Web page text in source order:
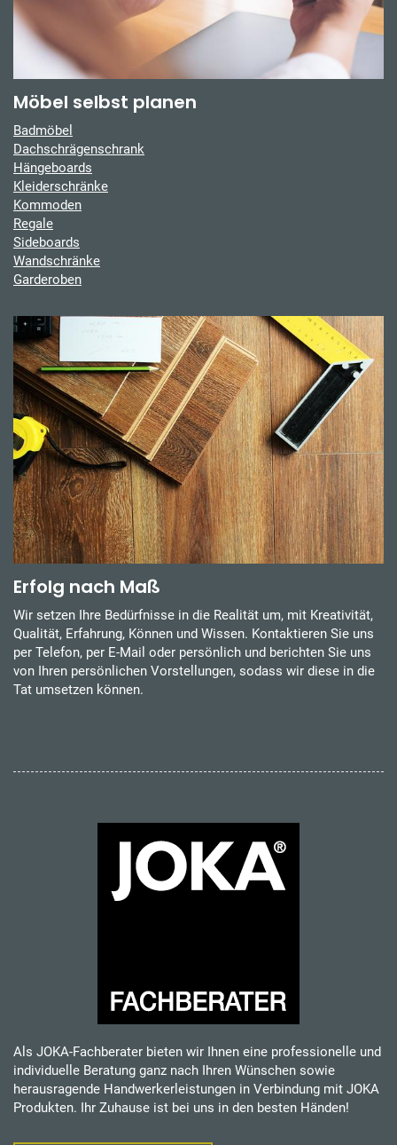
Möbel selbst planen
Badmöbel
Dachschrägenschrank
Hängeboards
Kleiderschränke
Kommoden
Regale
Sideboards
Wandschränke
Garderoben
Erfolg nach Maß
Wir setzen Ihre Bedürfnisse in die Realität um, mit Kreativität,
Qualität, Erfahrung, Können und Wissen. Kontaktieren Sie uns
per Telefon, per E-Mail oder persönlich und berichten Sie uns
von Ihren persönlichen Vorstellungen, sodass wir diese in die
Tat umsetzen können.
Als JOKA-Fachberater bieten wir Ihnen eine professionelle und
individuelle Beratung ganz nach Ihren Wünschen sowie
herausragende Handwerkerleistungen in Verbindung mit JOKA
Produkten. Ihr Zuhause ist bei uns in den besten Händen!